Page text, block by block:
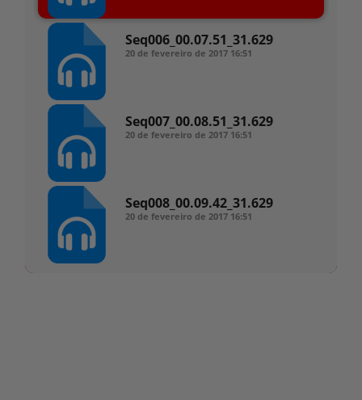
Seq006_00.07.51_31.629
20 de fevereiro de 2017 16:51
Seq007_00.08.51_31.629
20 de fevereiro de 2017 16:51
Seq008_00.09.42_31.629
20 de fevereiro de 2017 16:51